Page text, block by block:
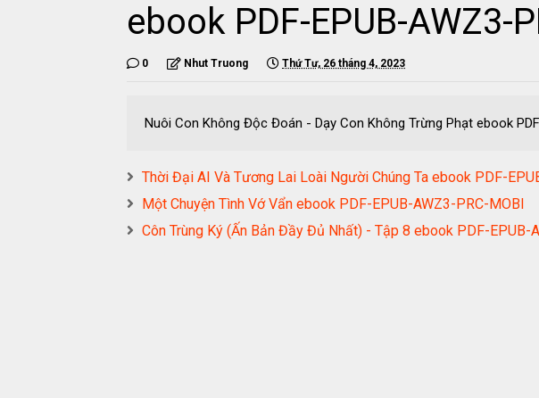
ebook PDF-EPUB-AWZ3-
0 Nhut Truong Thứ Tư, 26 tháng 4, 2023
Nuôi Con Không Độc Đoán - Dạy Con Không Trừng Phạt ebook
Thời Đại AI Và Tương Lai Loài Người Chúng Ta ebook PDF-
Một Chuyện Tình Vớ Vẩn ebook PDF-EPUB-AWZ3-PRC-MOBI
Côn Trùng Ký (Ấn Bản Đầy Đủ Nhất) - Tập 8 ebook PDF-EPUB-